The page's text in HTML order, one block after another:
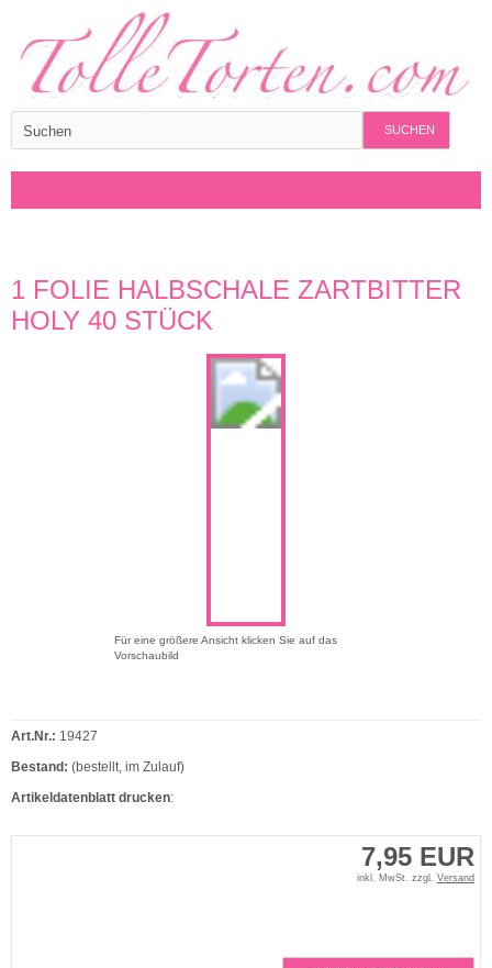
SUCHEN
1 FOLIE HALBSCHALE ZARTBITTER
HOLY 40 STÜCK
Für eine größere Ansicht klicken Sie auf das
Vorschaubild
7,95 EUR
inkl. MwSt. zzgl. Versand
Art.Nr.: 19427
Bestand: (bestellt, im Zulauf)
Artikeldatenblatt drucken: